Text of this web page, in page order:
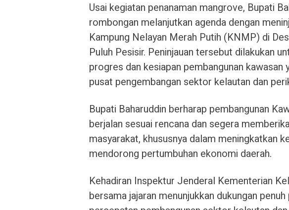
Usai kegiatan penanaman mangrove, Bupati
rombongan melanjutkan agenda dengan
Kampung Nelayan Merah Putih (KNMP) di
Puluh Pesisir. Peninjauan tersebut dilakukan
progres dan kesiapan pembangunan kawasan
pusat pengembangan sektor kelautan dan
Bupati Baharuddin berharap pembangunan
berjalan sesuai rencana dan segera
masyarakat, khususnya dalam meningkatkan
mendorong pertumbuhan ekonomi daerah.
Kehadiran Inspektur Jenderal Kementerian
bersama jajaran menunjukkan dukungan